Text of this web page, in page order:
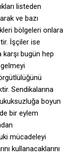
listeden
ve bazı
bölgeleri onlara
İşçiler ise
karşı bugün hep
Sendikalarına
boyun
bir eylem
mücadeleyi
kullanacaklarını